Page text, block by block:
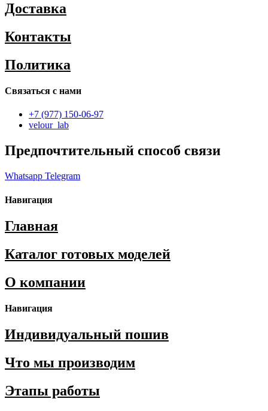
Доставка
Контакты
Политика
Связаться с нами
+7 (977) 150-06-97
velour_lab
Предпочтительный способ связи
Whatsapp Telegram
Навигация
Главная
Каталог готовых моделей
О компании
Навигация
Индивидуальный пошив
Что мы производим
Этапы работы